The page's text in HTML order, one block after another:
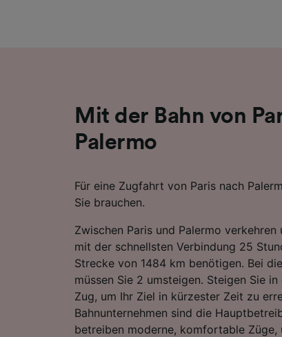
Mit der Bahn von
Palermo
Für eine Zugfahrt von Paris nach
Sie brauchen.
Zwischen Paris und Palermo
mit der schnellsten Verbindung 25
Strecke von 1484 km benötigen. Bei
müssen Sie 2 umsteigen. Steigen Sie
Zug, um Ihr Ziel in kürzester Zeit zu
Bahnunternehmen sind die
betreiben moderne, komfortable Züge,